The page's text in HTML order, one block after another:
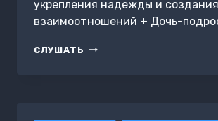
укрепления надежды и
взаимоотношений + Дочь-
СЛУШАТЬ ПРЕОДОЛЕНИЕ